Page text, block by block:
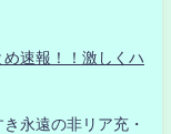
め速報！！激しくハ
永遠の非リア充・